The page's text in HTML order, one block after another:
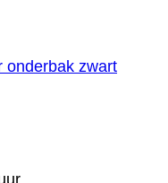
onderbak zwart